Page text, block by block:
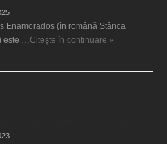
Enamorados (în română Stânca
este …Citește în continuare »